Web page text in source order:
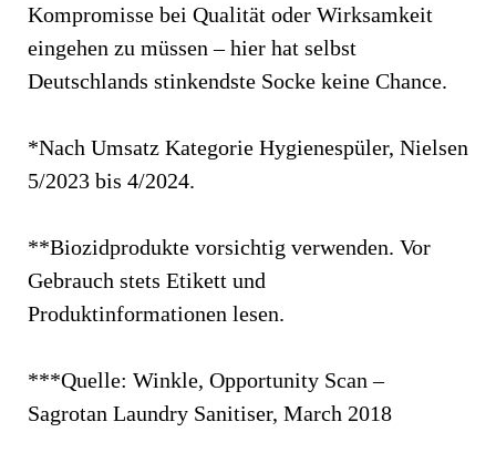
Kompromisse bei Qualität oder Wirksamkeit
eingehen zu müssen – hier hat selbst
Deutschlands stinkendste Socke keine Chance.
*Nach Umsatz Kategorie Hygienespüler, Nielsen
5/2023 bis 4/2024.
**Biozidprodukte vorsichtig verwenden. Vor
Gebrauch stets Etikett und
Produktinformationen lesen.
***Quelle: Winkle, Opportunity Scan –
Sagrotan Laundry Sanitiser, March 2018